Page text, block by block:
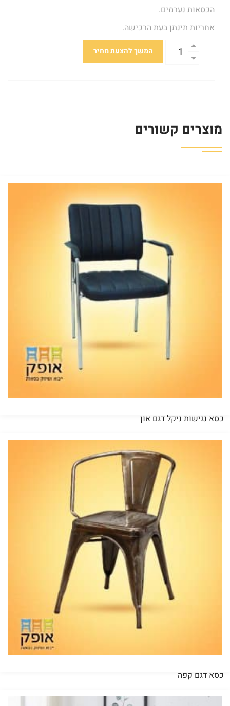
הכסאות נערמים.
אחריות תינתן בעת הרכישה.
המשך להצעת מחיר
מוצרים קשורים
כסא נגישות ניקל דגם און
כסא דגם קפה